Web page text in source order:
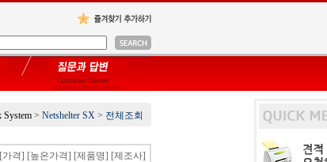
System > Netshelter SX > 전체조회
[가격] [높은가격] [제품명] [제조사]